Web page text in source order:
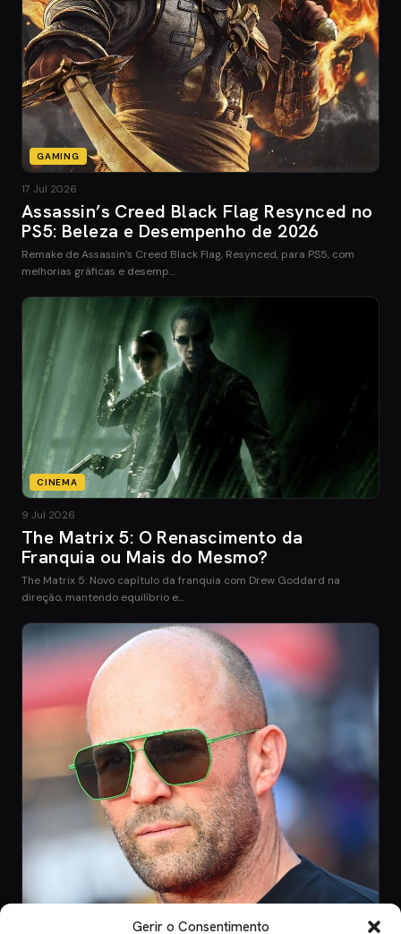
Gerir o Consentimento
GAMING
17 Jul 2026
Assassin’s Creed Black Flag Resynced no
PS5: Beleza e Desempenho de 2026
Remake de Assassin’s Creed Black Flag, Resynced, para PS5, com
melhorias gráficas e desemp…
CINEMA
9 Jul 2026
The Matrix 5: O Renascimento da
Franquia ou Mais do Mesmo?
The Matrix 5: Novo capítulo da franquia com Drew Goddard na
direção, mantendo equilíbrio e…